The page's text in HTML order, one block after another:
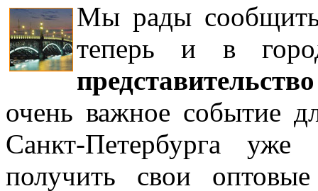
Мы рады
теперь и в
очень важное событие
Санкт-Петербурга
получить свои